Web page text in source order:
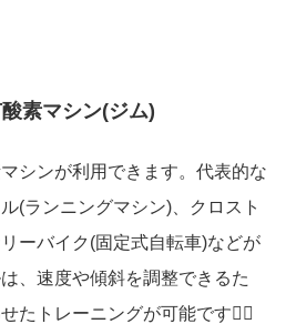
素マシン(ジム)
シンが利用できます。代表的な
(ランニングマシン)、クロスト
ーバイク(固定式自転車)などが
、速度や傾斜を調整できるた
たトレーニングが可能です🙆‍♀️